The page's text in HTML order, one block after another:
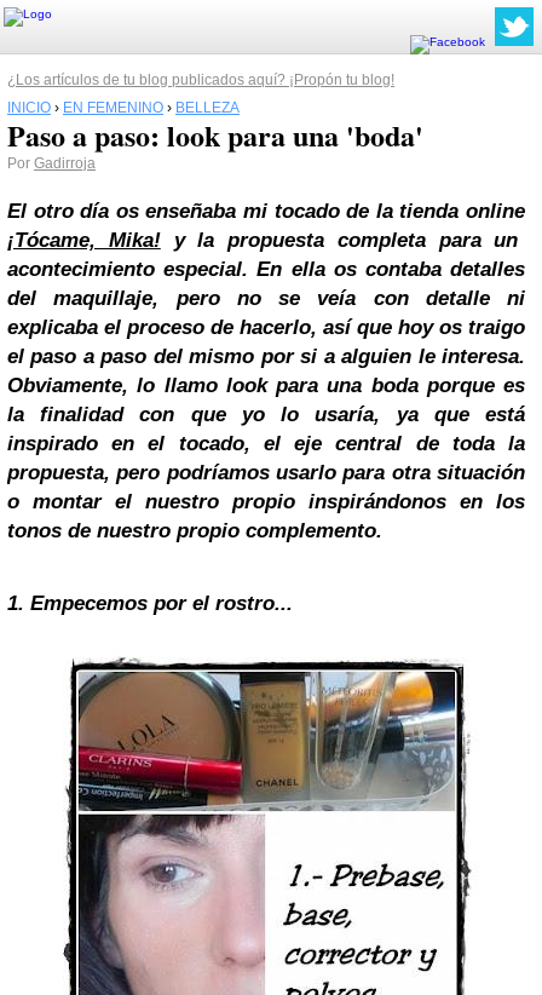
¿Los artículos de tu blog publicados aquí? ¡Propón tu blog!
INICIO › EN FEMENINO › BELLEZA
Paso a paso: look para una 'boda'
Por Gadirroja
El otro día os enseñaba mi tocado de la tienda online
¡Tócame, Mika!y la propuesta completa para un
acontecimiento especial. En ella os contaba detalles
del maquillaje, pero no se veía con detalle ni
explicaba el proceso de hacerlo, así que hoy os traigo
el paso a paso del mismo por si a alguien le interesa.
Obviamente, lo llamo look para una boda porque es
la finalidad con que yo lo usaría, ya que está
inspirado en el tocado, el eje central de toda la
propuesta, pero podríamos usarlo para otra situación
o montar el nuestro propio inspirándonos en los
tonos de nuestro propio complemento.
1. Empecemos por el rostro...